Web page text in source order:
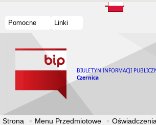
Pomocne Linki
BIULETYN INFORMACJI
Czernica
Strona Menu Przedmiotowe